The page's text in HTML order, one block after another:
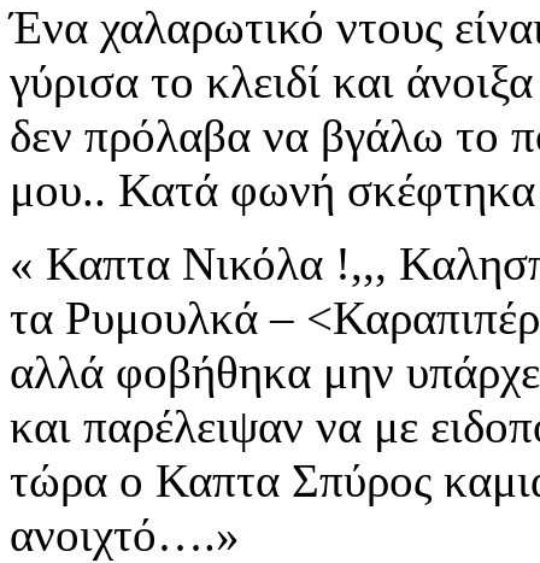
Ένα χαλαρωτικό ντους
γύρισα το κλειδί και
δεν πρόλαβα να βγάλω το
μου.. Κατά φωνή
« Καπτα Νικόλα !,,,
τα Ρυμουλκά –
αλλά φοβήθηκα μην
και παρέλειψαν να με
τώρα ο Καπτα Σπύρος
ανοιχτό….»